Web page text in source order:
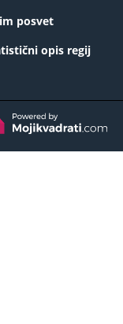
posvet
opis regij